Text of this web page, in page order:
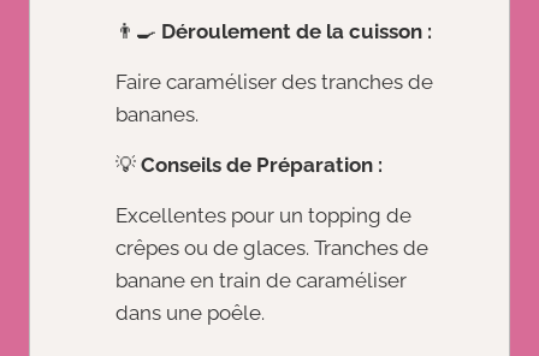
👨‍🍳 Déroulement de la cuisson :
Faire caraméliser des tranches de
bananes.
💡 Conseils de Préparation :
Excellentes pour un topping de
crêpes ou de glaces. Tranches de
banane en train de caraméliser
dans une poêle.